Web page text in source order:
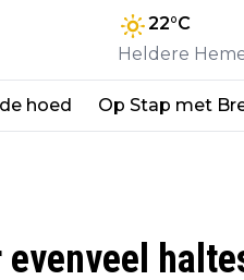
22°C
Heldere
hoed Op Stap met